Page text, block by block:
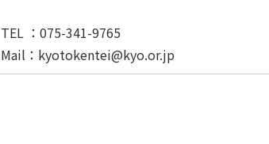
TEL ：075-341-9765
Mail：kyotokentei@kyo.or.jp